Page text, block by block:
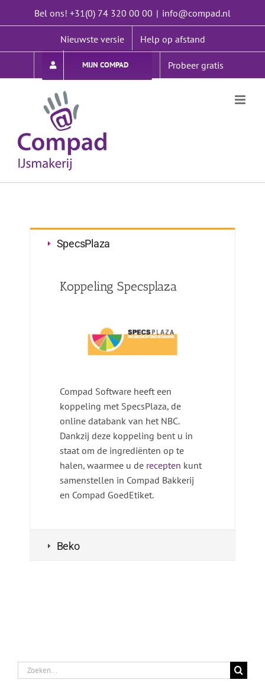
Bel ons! +31(0) 74 320 00 00 | info@compad.nl
Nieuwste versie Help op afstand
MIJN COMPAD Probeer gratis
SpecsPlaza
Koppeling Specsplaza
Compad Software heeft een
koppeling met SpecsPlaza, de
online databank van het NBC.
Dankzij deze koppeling bent u in
staat om de ingrediënten op te
halen, waarmee u de recepten kunt
samenstellen in Compad Bakkerij
en Compad GoedEtiket.
Beko
Zoeken
naar: